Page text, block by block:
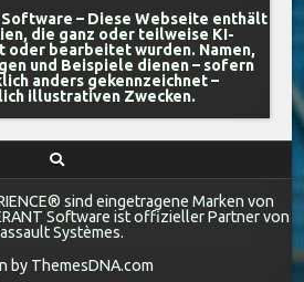
Software – Diese Webseite enthält
die ganz oder teilweise KI-
bearbeitet wurden. Namen,
und Beispiele dienen – sofern
anders gekennzeichnet –
illustrativen Zwecken.
sind eingetragene Marken von
Software ist offizieller Partner von
Systèmes.
by ThemesDNA.com